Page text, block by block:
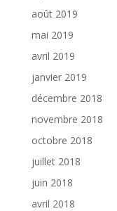
août 2019
mai 2019
avril 2019
janvier 2019
décembre 2018
novembre 2018
octobre 2018
juillet 2018
juin 2018
avril 2018